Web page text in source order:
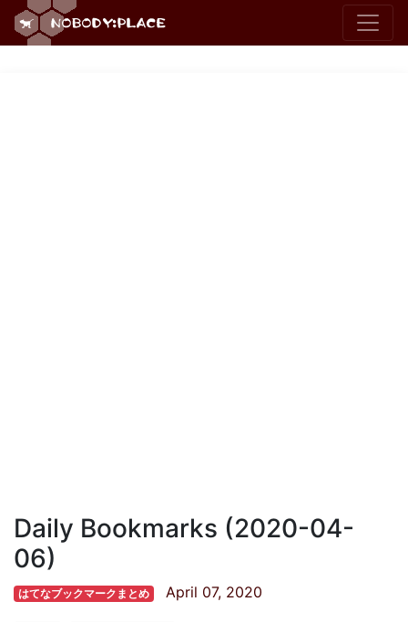
Daily Bookmarks (2020-04-
06)
はてなブックマークまとめ April 07, 2020